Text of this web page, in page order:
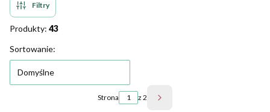
Filtry
Produkty: 43
Lista produktów
Sortowanie:
Domyślne
Strona z 2 Następne produkty